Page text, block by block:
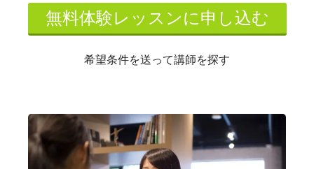
無料体験レッスンに申し込む
希望条件を送って講師を探す